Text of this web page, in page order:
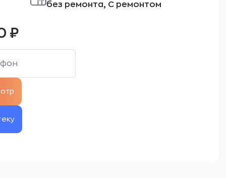
без ремонта, С ремонтом
₽